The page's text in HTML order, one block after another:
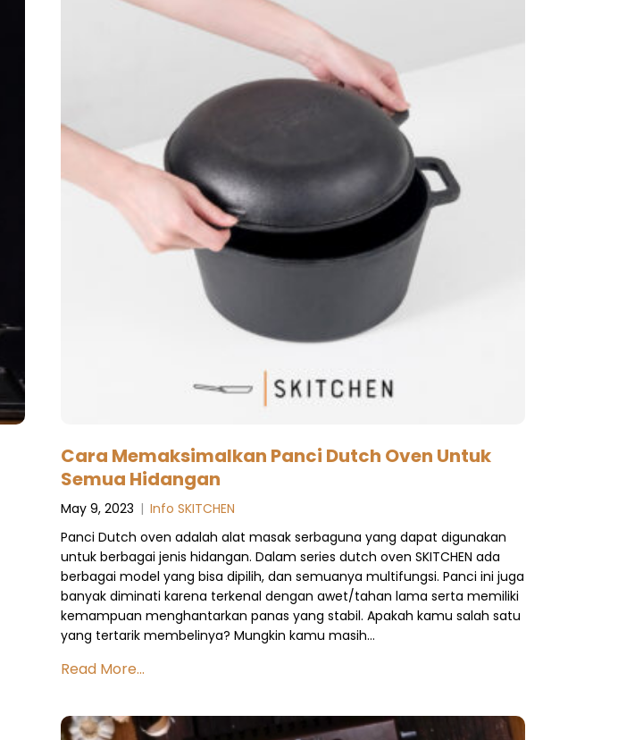
Cara Memaksimalkan Panci Dutch Oven Untuk
Semua Hidangan
May 9, 2023 | Info SKITCHEN
Panci Dutch oven adalah alat masak serbaguna yang dapat digunakan
untuk berbagai jenis hidangan. Dalam series dutch oven SKITCHEN ada
berbagai model yang bisa dipilih, dan semuanya multifungsi. Panci ini juga
banyak diminati karena terkenal dengan awet/tahan lama serta memiliki
kemampuan menghantarkan panas yang stabil. Apakah kamu salah satu
yang tertarik membelinya? Mungkin kamu masih…
Read More...